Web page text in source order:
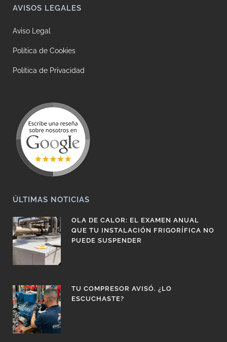
AVISOS LEGALES
Aviso Legal
Política de Cookies
Política de Privacidad
ÚLTIMAS NOTICIAS
OLA DE CALOR: EL EXAMEN ANUAL
QUE TU INSTALACIÓN FRIGORÍFICA NO
PUEDE SUSPENDER
TU COMPRESOR AVISÓ. ¿LO
ESCUCHASTE?